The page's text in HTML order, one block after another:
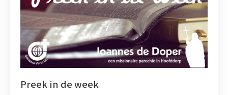
Preek in de week